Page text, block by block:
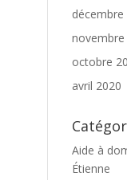
décembre
novembre
octobre
avril 2020
Aide à
Étienne